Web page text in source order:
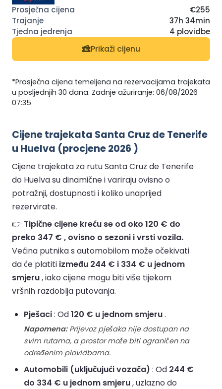
€255
37h 34min
4 plovidbe
Prikaži cijenu
*Prosječna cijena temeljena na rezervacijama trajekata
u posljednjih 30 dana. Zadnje ažuriranje: 06/08/2026
07:35
Cijene trajekata Santa Cruz de Tenerife
u Huelva (procjene 2026 )
Cijene trajekata za rutu Santa Cruz de Tenerife
do Huelva su dinamične i variraju ovisno o
potražnji, dostupnosti i koliko unaprijed
rezervirate.
👉 Tipične cijene kreću se od oko 120 € do
preko 347 € , ovisno o sezoni i vrsti vozila.
Većina putnika s automobilom može očekivati
da će platiti između 244 € i 334 € u jednom
smjeru, iako cijene mogu biti više tijekom
vršnih razdoblja putovanja.
Pješaci: Od120 € u jednom smjeru.
Napomena:Prijevoz pješaka nije dostupan na
svim rutama, a prostor može biti ograničen na
određenim plovidbama.
Automobili (uključujući vozača) : Od 244 €
do 334 € u jednom smjeru, uzlazno do